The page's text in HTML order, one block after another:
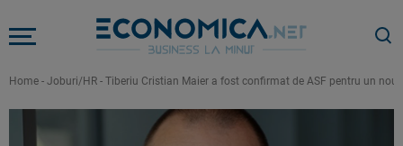
Home - Joburi/HR - Tiberiu Cristian Maier a fost confirmat de ASF pentru un